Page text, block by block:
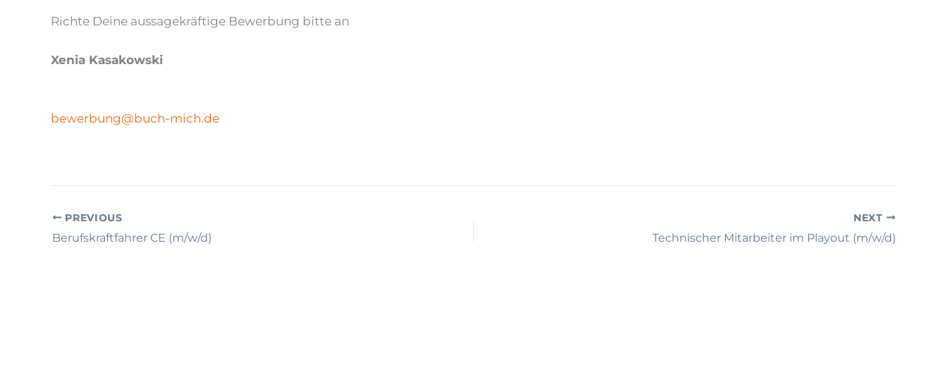
Richte Deine aussagekräftige Bewerbung bitte an
Xenia Kasakowski
bewerbung@buch-mich.de
PREVIOUS
Berufskraftfahrer CE (m/w/d)
NEXT
Technischer Mitarbeiter im Playout (m/w/d)